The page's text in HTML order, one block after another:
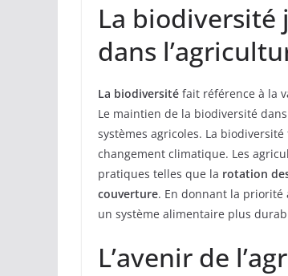
La biodiversité
dans
La biodiversité fait référence à la
Le maintien de la biodiversité
systèmes agricoles. La
changement climatique. Les
pratiques telles que la rotation
couverture. En donnant la priorité
un système alimentaire plus
L’avenir de